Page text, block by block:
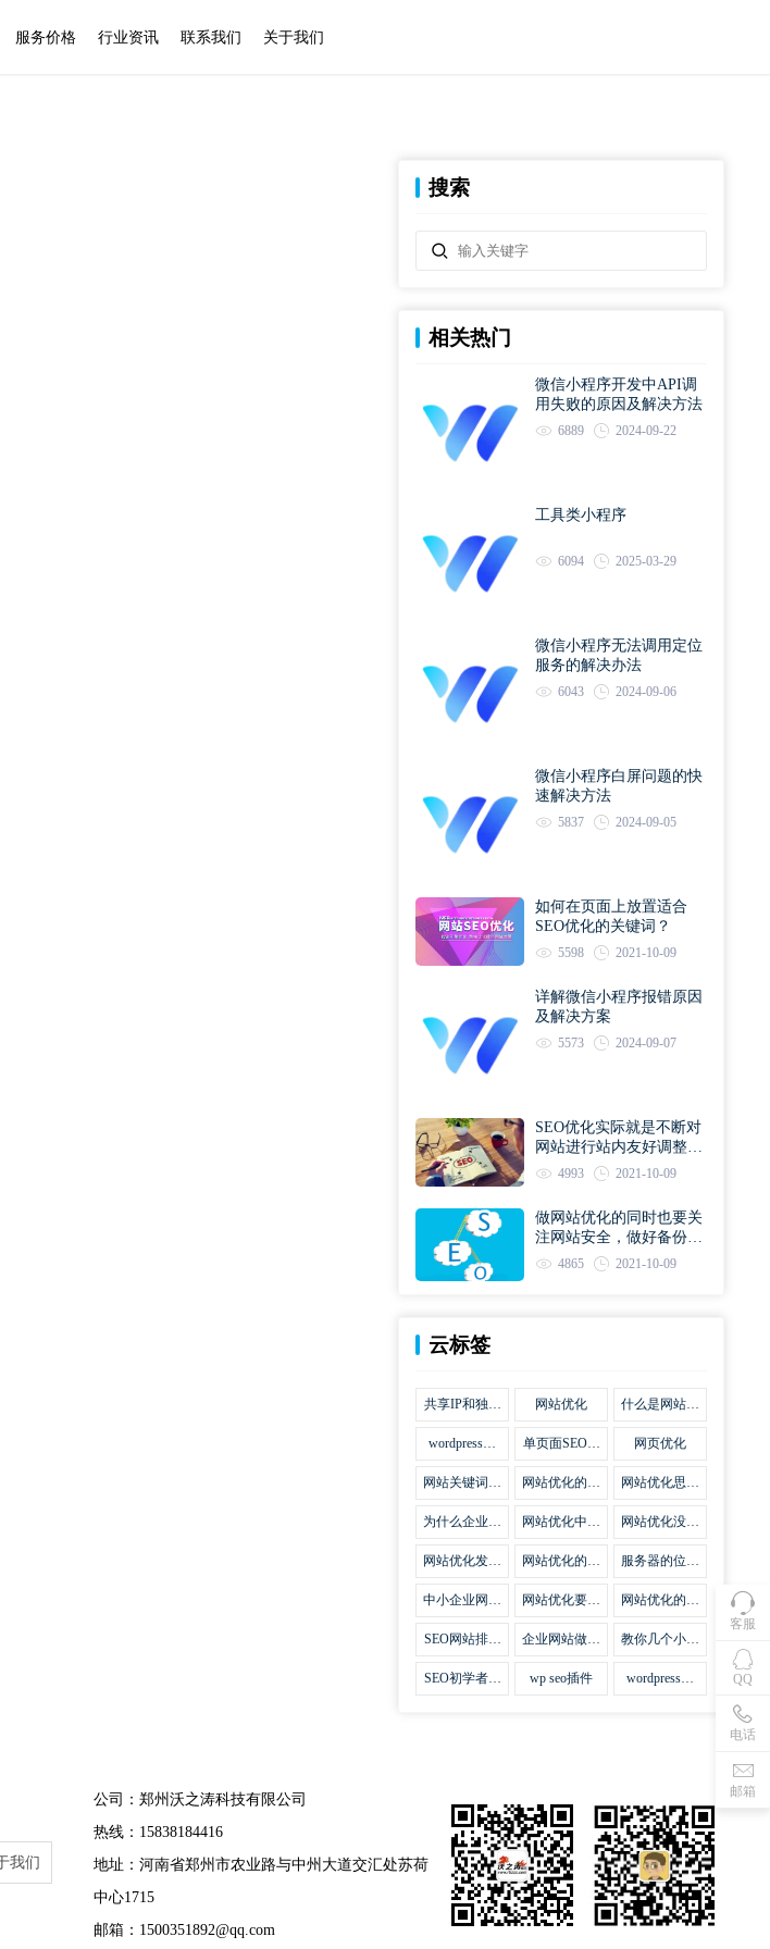
服务价格 行业资讯 联系我们 关于我们
搜索
相关热门
微信小程序开发中API调
用失败的原因及解决方法
6889 2024-09-22
工具类小程序
6094 2025-03-29
微信小程序无法调用定位
服务的解决办法
6043 2024-09-06
微信小程序白屏问题的快
速解决方法
5837 2024-09-05
如何在页面上放置适合
SEO优化的关键词？
5598 2021-10-09
详解微信小程序报错原因
及解决方案
5573 2024-09-07
SEO优化实际就是不断对
网站进行站内友好调整直
到符合优化规则
4993 2021-10-09
做网站优化的同时也要关
注网站安全，做好备份工
作 4865 2021-10-09
云标签
共享IP和独立
网站优化
什么是网站优
wordpress网
集插件
单页面SEO网
网页优化
网站关键词优
么
网站优化的误
网站优化思路
要
为什么企业网
网站SEO优
网站优化中关
干问题
网站优化没有
味道
网站优化发挥
网站优化的费
服务器的位置
影响
中小企业网站
法
网站优化要不
网站优化的逆
SEO网站排名
法宝
企业网站做好
势
教你几个小技
页优化
SEO初学者，
wp seo插件
wordpress插
客服
QQ
电话
邮箱
我们
公司：郑州沃之涛科技有限公司
热线：15838184416
地址：河南省郑州市农业路与中州大道交汇处苏荷
中心1715
邮箱：1500351892@qq.com